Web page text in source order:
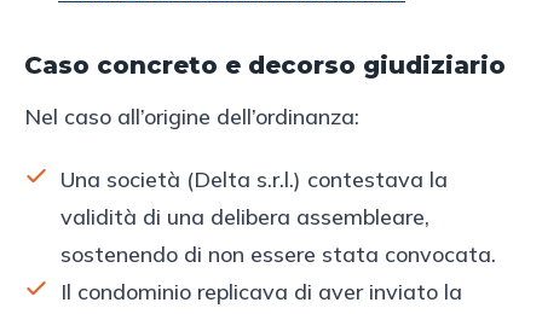
Caso concreto e decorso giudiziario
Nel caso all’origine dell’ordinanza:
Una società (Delta s.r.l.) contestava la
validità di una delibera assembleare,
sostenendo di non essere stata convocata.
Il condominio replicava di aver inviato la